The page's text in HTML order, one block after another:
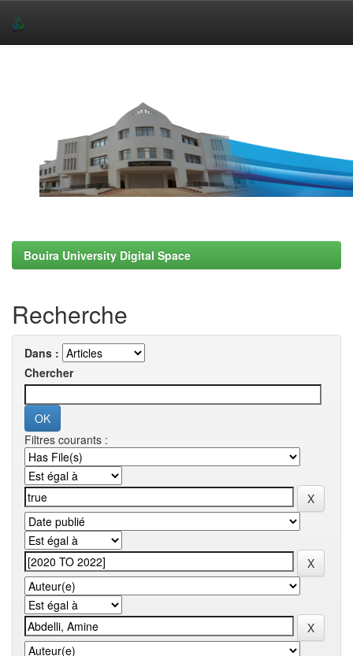
Bouira University Digital Space
Recherche
Dans :
Chercher
Filtres courants :